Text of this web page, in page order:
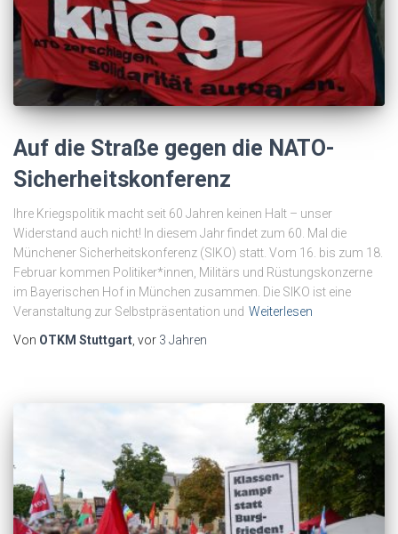
Auf die Straße gegen die NATO-
Sicherheitskonferenz
Ihre Kriegspolitik macht seit 60 Jahren keinen Halt – unser
Widerstand auch nicht! In diesem Jahr findet zum 60. Mal die
Münchener Sicherheitskonferenz (SIKO) statt. Vom 16. bis zum 18.
Februar kommen Politiker*innen, Militärs und Rüstungskonzerne
im Bayerischen Hof in München zusammen. Die SIKO ist eine
Veranstaltung zur Selbstpräsentation und Weiterlesen
Von OTKM Stuttgart , vor 3 Jahren